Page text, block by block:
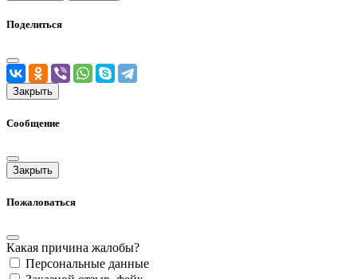
Поделиться
Закрыть
Сообщение
Закрыть
Пожаловаться
Какая причина жалобы?
Персональные данные